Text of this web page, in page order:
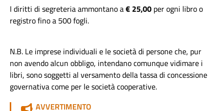
I diritti di segreteria ammontano a€ 25,00 per ogni libro o
registro fino a 500 fogli.
N.B. Le imprese individuali e le società di persone che, pur
non avendo alcun obbligo, intendano comunque vidimare i
libri, sono soggetti al versamento della tassa di concessione
governativa come per le società cooperative.
AVVERTIMENTO